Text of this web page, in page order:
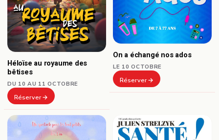
Héloïse au royaume des
bêtises
DU 10 AU 11 OCTOBRE
Réserver
On a échangé nos ados
LE 10 OCTOBRE
Réserver